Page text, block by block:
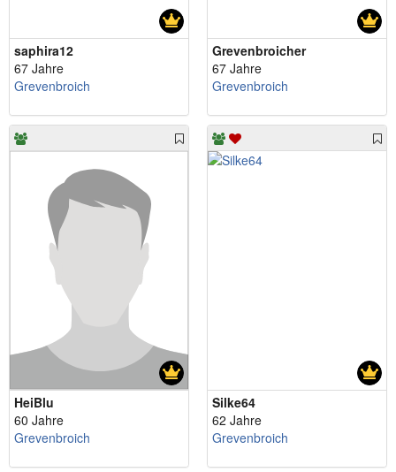
saphira12
67 Jahre
Grevenbroich
Grevenbroicher
67 Jahre
Grevenbroich
HeiBlu
60 Jahre
Grevenbroich
Silke64
62 Jahre
Grevenbroich